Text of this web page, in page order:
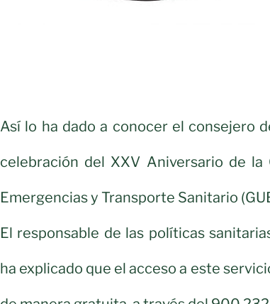
Así lo ha dado a conocer el consejero
celebración del XXV Aniversario de la
Emergencias y Transporte Sanitario
El responsable de las políticas
ha explicado que el acceso a este